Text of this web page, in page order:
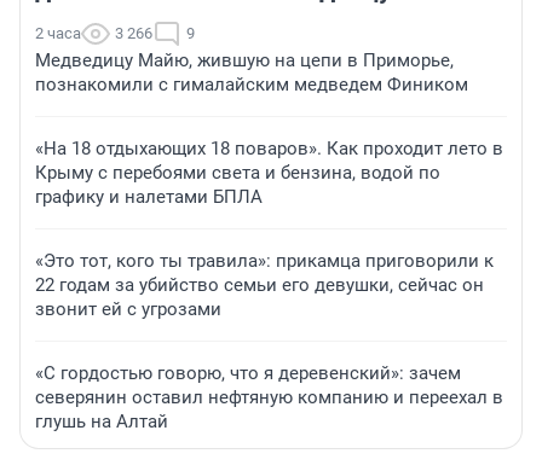
2 часа 3 266 9
Медведицу Майю, жившую на цепи в Приморье,
познакомили с гималайским медведем Фиником
«На 18 отдыхающих 18 поваров». Как проходит лето в
Крыму с перебоями света и бензина, водой по
графику и налетами БПЛА
«Это тот, кого ты травила»: прикамца приговорили к
22 годам за убийство семьи его девушки, сейчас он
звонит ей с угрозами
«С гордостью говорю, что я деревенский»: зачем
северянин оставил нефтяную компанию и переехал в
глушь на Алтай